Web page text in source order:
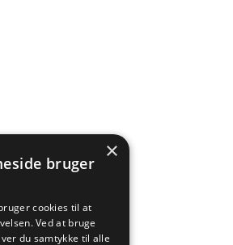
×
bruger
cookies til at
Ved at bruge
du samtykke til alle